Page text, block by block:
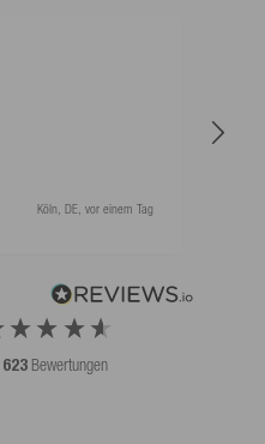
623 Bewertungen
Köln, DE, vor einem Tag